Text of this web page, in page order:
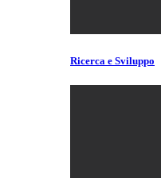
Ricerca e Sviluppo